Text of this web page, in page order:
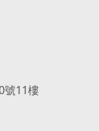
號11樓